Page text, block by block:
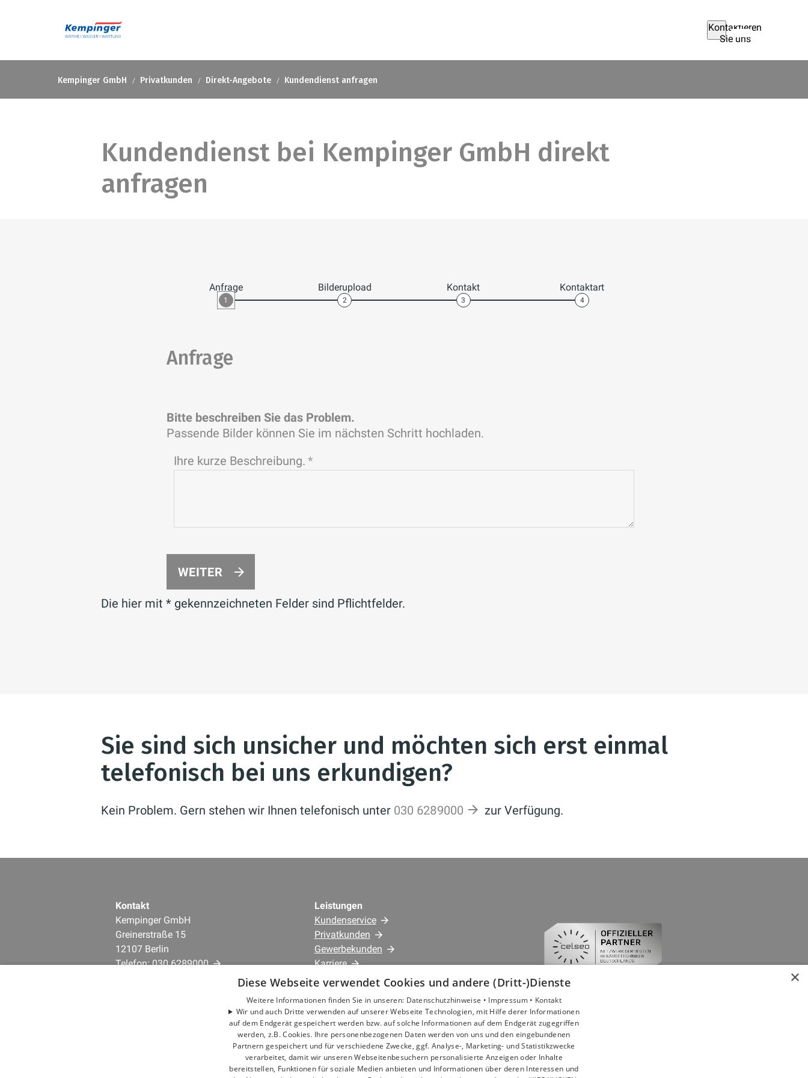
Kontaktieren
Sie uns
Kempinger GmbH Privatkunden Direkt-Angebote Kundendienst anfragen
Kundendienst bei Kempinger GmbH direkt
anfragen
Anfrage
1
Bilderupload
2
Kontakt
3
Kontaktart
4
Anfrage
Bitte beschreiben Sie das Problem.
Passende Bilder können Sie im nächsten Schritt hochladen.
Ihre kurze Beschreibung.
WEITER
Die hier mit * gekennzeichneten Felder sind Pflichtfelder.
Sie sind sich unsicher und möchten sich erst einmal
telefonisch bei uns erkundigen?
Kein Problem. Gern stehen wir Ihnen telefonisch unter 030 6289000 zur Verfügung.
Kontakt
Kempinger GmbH
Greinerstraße 15
12107 Berlin
Telefon:030 6289000
Leistungen
Kundenservice
Privatkunden
Gewerbekunden
Karriere
Unternehmen
Standorte
Berlin
×
Diese Webseite verwendet Cookies und andere (Dritt-)Dienste
Weitere Informationen finden Sie in unseren: Datenschutzhinweise • Impressum • Kontakt
Wir und auch Dritte verwenden auf unserer Webseite Technologien, mit Hilfe derer Informationen
auf dem Endgerät gespeichert werden bzw. auf solche Informationen auf dem Endgerät zugegriffen
werden, z.B. Cookies. Ihre personenbezogenen Daten werden von uns und den eingebundenen
Partnern gespeichert und für verschiedene Zwecke, ggf. Analyse-, Marketing- und Statistikzwecke
verarbeitet, damit wir unseren Webseitenbesuchern personalisierte Anzeigen oder Inhalte
bereitstellen, Funktionen für soziale Medien anbieten und Informationen über deren Interessen und